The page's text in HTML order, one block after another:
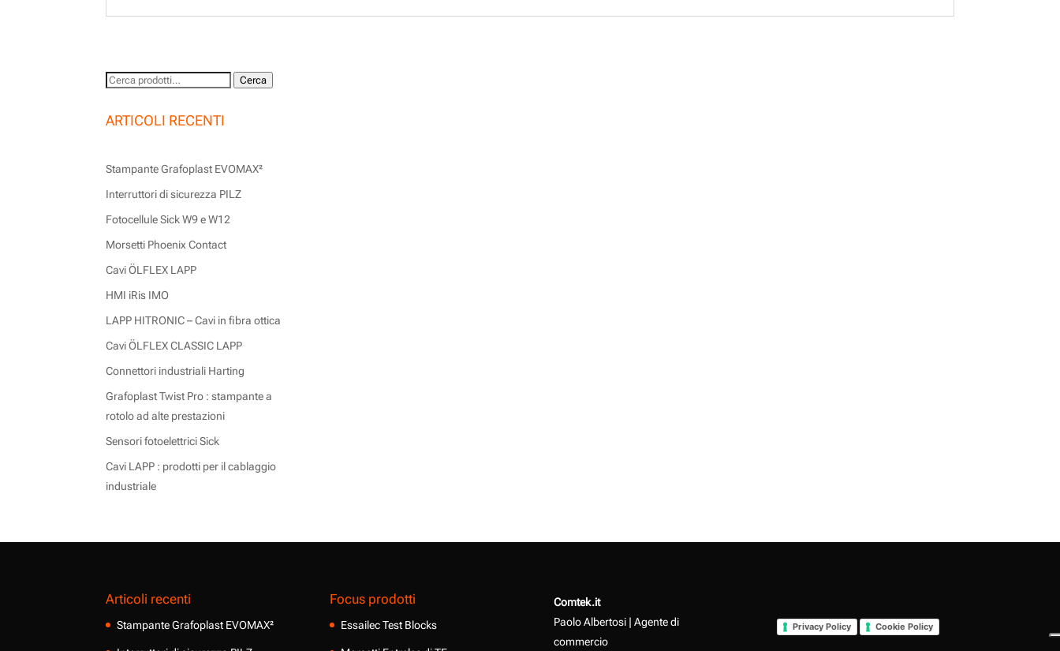
Cerca: Cerca
ARTICOLI RECENTI
Stampante Grafoplast EVOMAX²
Interruttori di sicurezza PILZ
Fotocellule Sick W9 e W12
Morsetti Phoenix Contact
Cavi ÖLFLEX LAPP
HMI iRis IMO
LAPP HITRONIC – Cavi in fibra ottica
Cavi ÖLFLEX CLASSIC LAPP
Connettori industriali Harting
Grafoplast Twist Pro : stampante a
rotolo ad alte prestazioni
Sensori fotoelettrici Sick
Cavi LAPP : prodotti per il cablaggio
industriale
Articoli recenti
Stampante Grafoplast EVOMAX²
Focus prodotti
Essailec Test Blocks
Comtek.it
Paolo Albertosi | Agente di
commercio
Privacy Policy Cookie Policy